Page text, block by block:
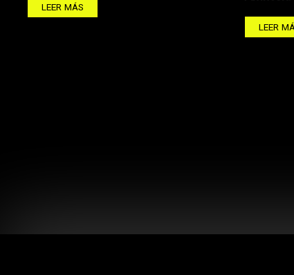
LEER MÁS
LEER